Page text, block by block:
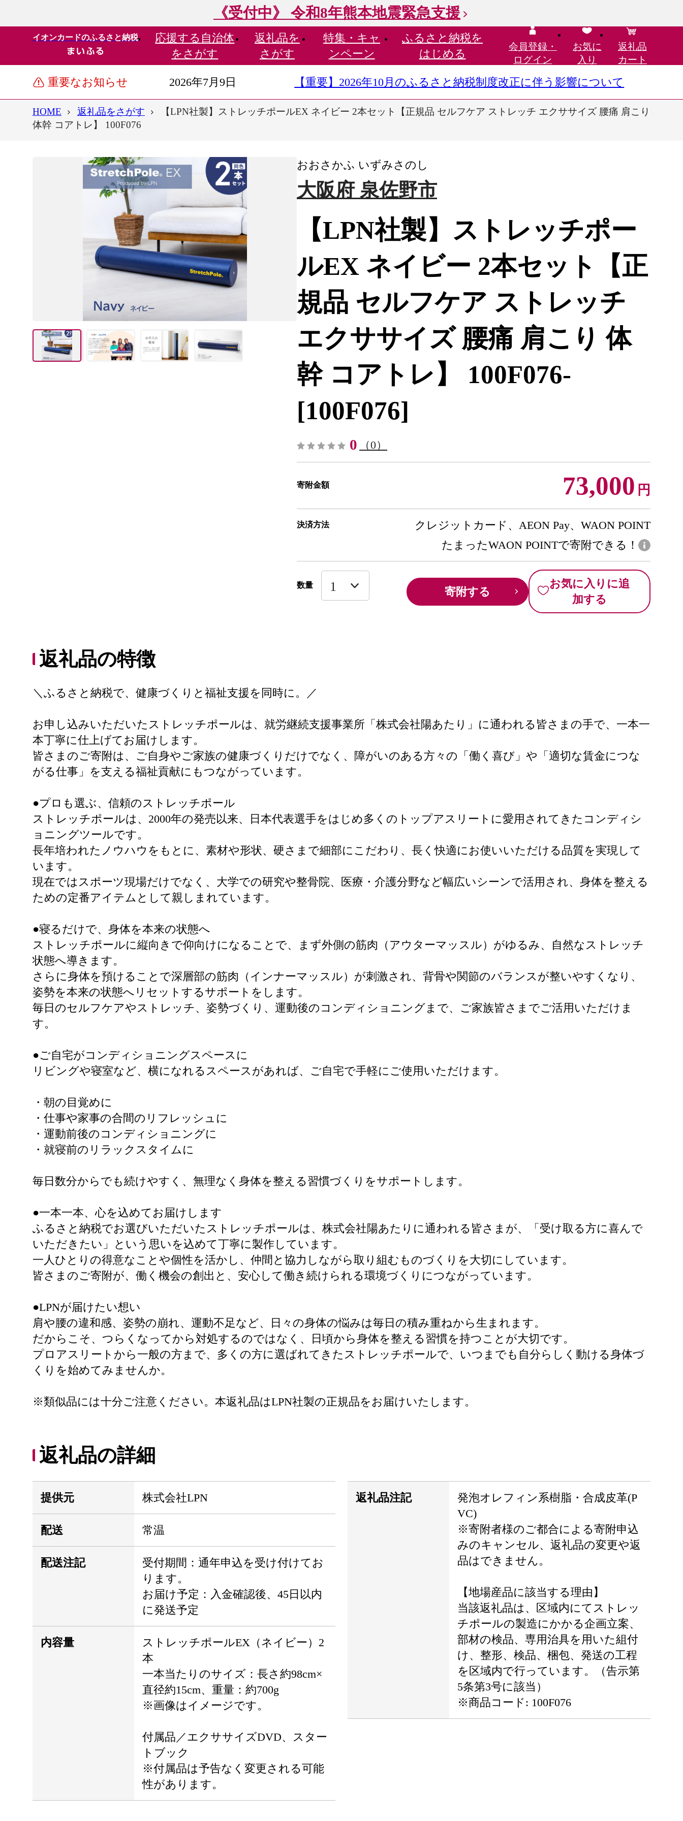
《受付中》 令和8年熊本地震緊急支援
イオンカードのふるさと納税 応援する 自治体
をさがす
返礼品を
さがす
特集・ キャ
ンペーン
ふるさと納税を
はじめる
会員登録・
ログイン
お気に
入り
返礼品
カート
重要なお知らせ 2026年7月9日 【重要】2026年10月のふるさと納税制度改正に伴う影響について
HOME 返礼品をさがす
【LPN社製】ストレッチポールEX ネイビー 2本セット【正規品 セルフケア ストレッチ エクササイズ 腰痛 肩こり
体幹 コアトレ】 100F076
おおさかふ いずみさのし
大阪府 泉佐野市
【LPN社製】ストレッチポー
ルEX ネイビー 2本セット【正
規品 セルフケア ストレッチ
エクササイズ 腰痛 肩こり 体
幹 コアトレ】 100F076-
[100F076]
0 （0）
寄附金額 73,000 円
決済方法
クレジットカード、AEON Pay、WAON POINT
たまったWAON POINTで寄附できる！
数量 寄附する
お気に入りに追
加する
返礼品の特徴
＼ふるさと納税で、健康づくりと福祉支援を同時に。／
お申し込みいただいたストレッチポールは、就労継続支援事業所「株式会社陽あたり」に通われる皆さまの手で、一本一
本丁寧に仕上げてお届けします。
皆さまのご寄附は、ご自身やご家族の健康づくりだけでなく、障がいのある方々の「働く喜び」や「適切な賃金につな
がる仕事」を支える福祉貢献にもつながっています。
●プロも選ぶ、信頼のストレッチポール
ストレッチポールは、2000年の発売以来、日本代表選手をはじめ多くのトップアスリートに愛用されてきたコンディシ
ョニングツールです。
長年培われたノウハウをもとに、素材や形状、硬さまで細部にこだわり、長く快適にお使いいただける品質を実現して
います。
現在ではスポーツ現場だけでなく、大学での研究や整骨院、医療・介護分野など幅広いシーンで活用され、身体を整える
ための定番アイテムとして親しまれています。
●寝るだけで、身体を本来の状態へ
ストレッチポールに縦向きで仰向けになることで、まず外側の筋肉（アウターマッスル）がゆるみ、自然なストレッチ
状態へ導きます。
さらに身体を預けることで深層部の筋肉（インナーマッスル）が刺激され、背骨や関節のバランスが整いやすくなり、
姿勢を本来の状態へリセットするサポートをします。
毎日のセルフケアやストレッチ、姿勢づくり、運動後のコンディショニングまで、ご家族皆さまでご活用いただけま
す。
●ご自宅がコンディショニングスペースに
リビングや寝室など、横になれるスペースがあれば、ご自宅で手軽にご使用いただけます。
・朝の目覚めに
・仕事や家事の合間のリフレッシュに
・運動前後のコンディショニングに
・就寝前のリラックスタイムに
毎日数分からでも続けやすく、無理なく身体を整える習慣づくりをサポートします。
●一本一本、心を込めてお届けします
ふるさと納税でお選びいただいたストレッチポールは、株式会社陽あたりに通われる皆さまが、「受け取る方に喜んで
いただきたい」という思いを込めて丁寧に製作しています。
一人ひとりの得意なことや個性を活かし、仲間と協力しながら取り組むものづくりを大切にしています。
皆さまのご寄附が、働く機会の創出と、安心して働き続けられる環境づくりにつながっています。
●LPNが届けたい想い
肩や腰の違和感、姿勢の崩れ、運動不足など、日々の身体の悩みは毎日の積み重ねから生まれます。
だからこそ、つらくなってから対処するのではなく、日頃から身体を整える習慣を持つことが大切です。
プロアスリートから一般の方まで、多くの方に選ばれてきたストレッチポールで、いつまでも自分らしく動ける身体づ
くりを始めてみませんか。
※類似品には十分ご注意ください。本返礼品はLPN社製の正規品をお届けいたします。
返礼品の詳細
提供元 株式会社LPN
配送 常温
配送注記
受付期間：通年申込を受け付けてお
ります。
お届け予定：入金確認後、45日以内
に発送予定
内容量
ストレッチポールEX（ネイビー）2
本
一本当たりのサイズ：長さ約98cm×
直径約15cm、重量：約700g
※画像はイメージです。
付属品／エクササイズDVD、スター
トブック
※付属品は予告なく変更される可能
性があります。
返礼品注記
発泡オレフィン系樹脂・合成皮革(P
VC)
※寄附者様のご都合による寄附申込
みのキャンセル、返礼品の変更や返
品はできません。
【地場産品に該当する理由】
当該返礼品は、区域内にてストレッ
チポールの製造にかかる企画立案、
部材の検品、専用治具を用いた組付
け、整形、検品、梱包、発送の工程
を区域内で行っています。（告示第
5条第3号に該当）
※商品コード: 100F076